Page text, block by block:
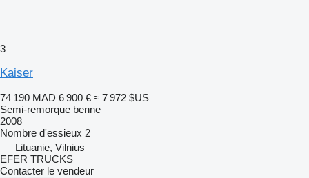
3
Kaiser
74 190 MAD 6 900 € ≈ 7 972 $US
Semi-remorque benne
2008
Nombre d'essieux 2
Lituanie, Vilnius
EFER TRUCKS
Contacter le vendeur